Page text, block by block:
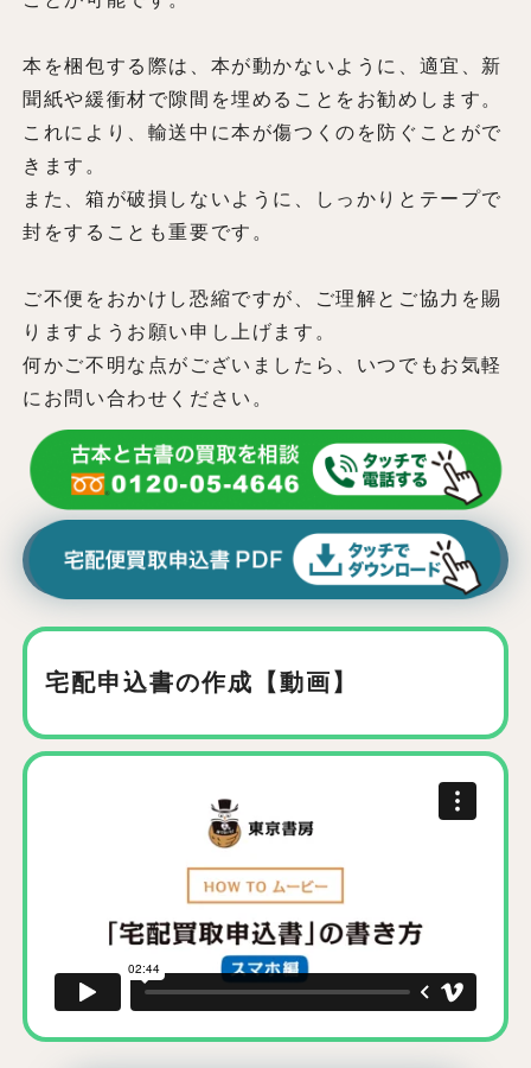
本を梱包する際は、本が動かないように、適宜、新
聞紙や緩衝材で隙間を埋めることをお勧めします。
これにより、輸送中に本が傷つくのを防ぐことがで
きます。
また、箱が破損しないように、しっかりとテープで
封をすることも重要です。
ご不便をおかけし恐縮ですが、ご理解とご協力を賜
りますようお願い申し上げます。
何かご不明な点がございましたら、いつでもお気軽
にお問い合わせください。
宅配申込書の作成【動画】